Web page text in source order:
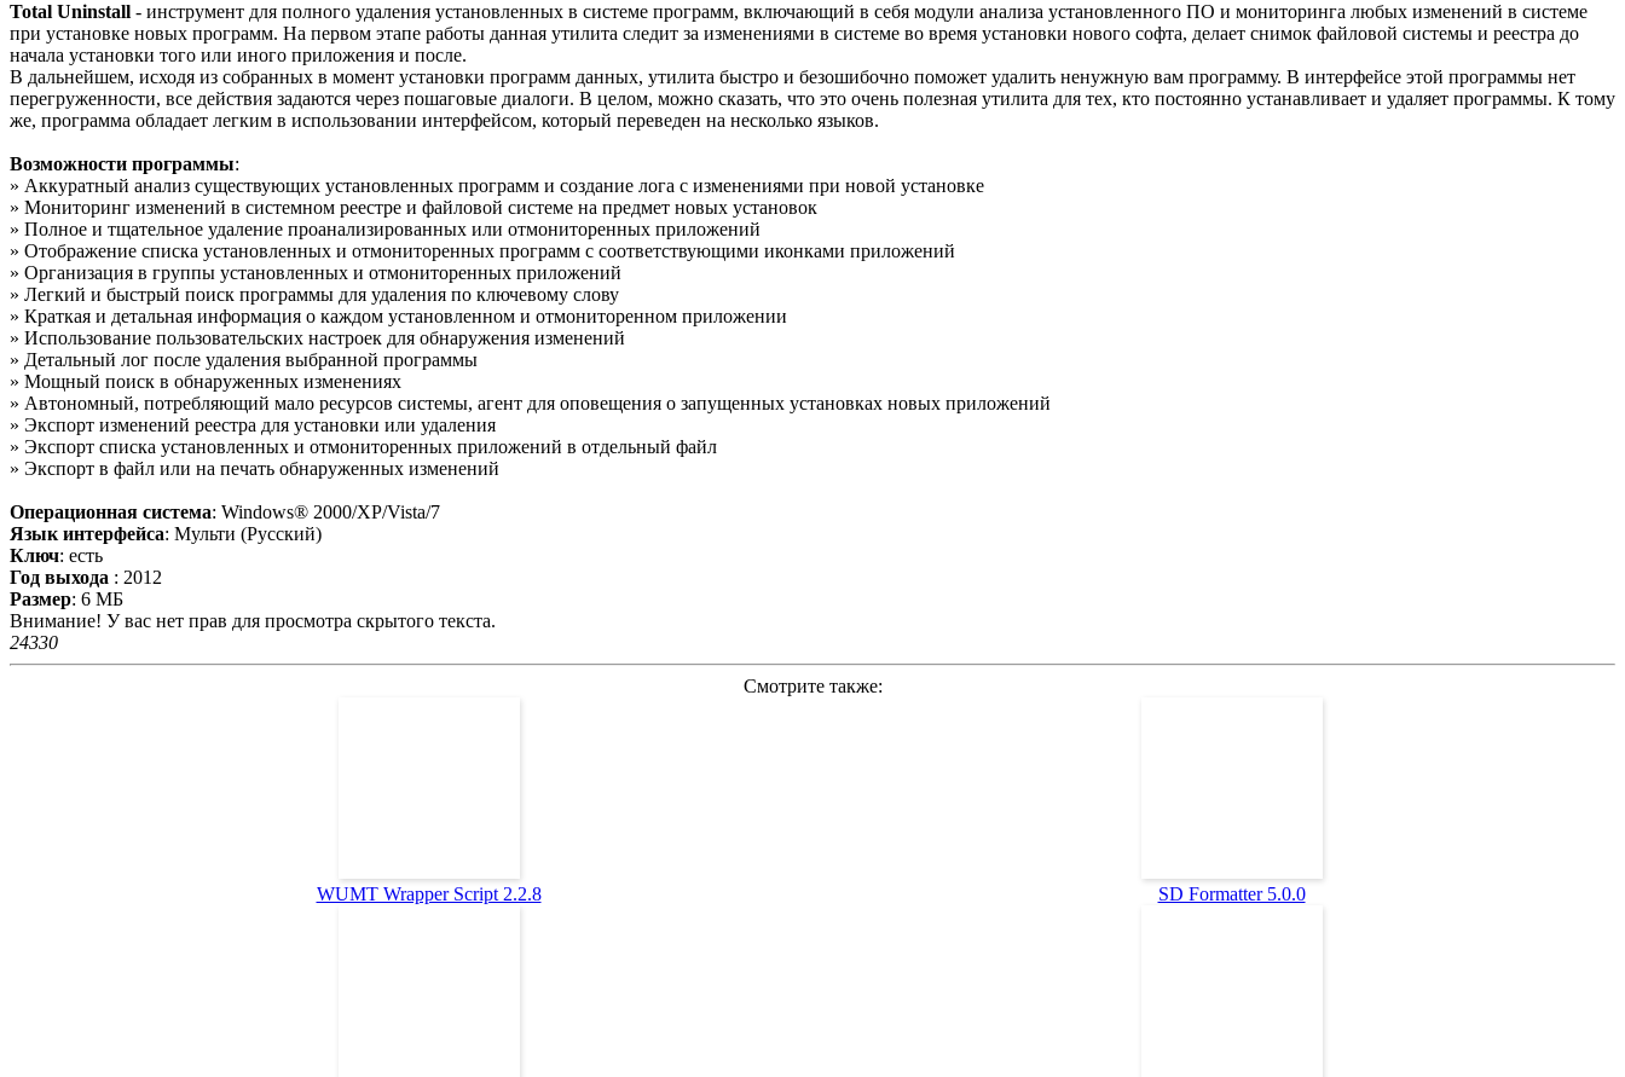
Total Uninstall - инструмент для полного удаления установленных в системе программ, включающий в себя модули анализа установленного ПО и мониторинга любых изменений в системе
при установке новых программ. На первом этапе работы данная утилита следит за изменениями в системе во время установки нового софта, делает снимок файловой системы и реестра до
начала установки того или иного приложения и после.
В дальнейшем, исходя из собранных в момент установки программ данных, утилита быстро и безошибочно поможет удалить ненужную вам программу. В интерфейсе этой программы нет
перегруженности, все действия задаются через пошаговые диалоги. В целом, можно сказать, что это очень полезная утилита для тех, кто постоянно устанавливает и удаляет программы. К тому
же, программа обладает легким в использовании интерфейсом, который переведен на несколько языков.
Возможности программы:
» Аккуратный анализ существующих установленных программ и создание лога с изменениями при новой установке
» Мониторинг изменений в системном реестре и файловой системе на предмет новых установок
» Полное и тщательное удаление проанализированных или отмониторенных приложений
» Отображение списка установленных и отмониторенных программ с соответствующими иконками приложений
» Организация в группы установленных и отмониторенных приложений
» Легкий и быстрый поиск программы для удаления по ключевому слову
» Краткая и детальная информация о каждом установленном и отмониторенном приложении
» Использование пользовательских настроек для обнаружения изменений
» Детальный лог после удаления выбранной программы
» Мощный поиск в обнаруженных изменениях
» Автономный, потребляющий мало ресурсов системы, агент для оповещения о запущенных установках новых приложений
» Экспорт изменений реестра для установки или удаления
» Экспорт списка установленных и отмониторенных приложений в отдельный файл
» Экспорт в файл или на печать обнаруженных изменений
Операционная система: Windows® 2000/XP/Vista/7
Язык интерфейса: Мульти (Русский)
Ключ: есть
Год выхода : 2012
Размер: 6 МБ
Внимание! У вас нет прав для просмотра скрытого текста.
24330
Смотрите также:
WUMT Wrapper Script 2.2.8 SD Formatter 5.0.0